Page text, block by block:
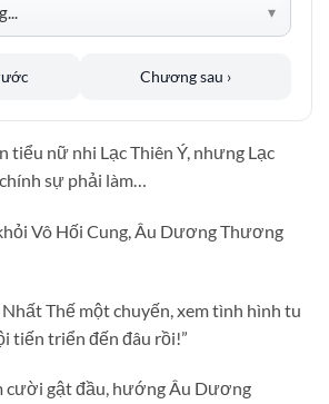
Chương sau ›
tiểu nữ nhi Lạc Thiên Ý, nhưng Lạc
sự phải làm…
Vô Hối Cung, Âu Dương Thương
Thế một chuyến, xem tình hình tu
tiến triển đến đâu rồi!”
cười gật đầu, hướng Âu Dương